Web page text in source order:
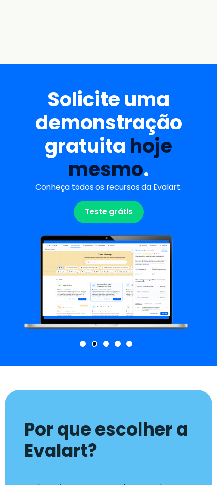
Solicite uma
demonstração
gratuita hoje
mesmo.
Conheça todos os recursos da Evalart.
Teste grátis
Por que escolher a
Evalart?